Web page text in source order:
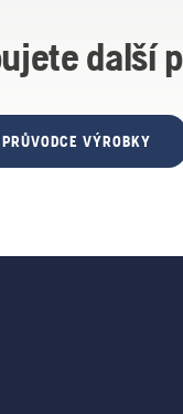
další
VÝROBKY